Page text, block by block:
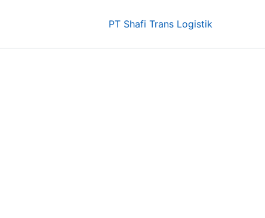
PT Shafi Trans Logistik